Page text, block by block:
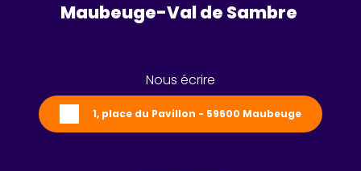
Maubeuge-Val de Sambre
Nous écrire
1, place du Pavillon - 59600 Maubeuge